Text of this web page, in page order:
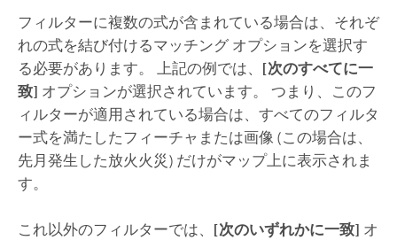
フィルターに複数の式が含まれている場合は、それぞ
れの式を結び付けるマッチング オプションを選択す
る必要があります。 上記の例では、 [次のすべてに一
致] オプションが選択されています。 つまり、このフ
ィルターが適用されている場合は、すべてのフィルタ
ー式を満たしたフィーチャまたは画像 (この場合は、
先月発生した放火火災) だけがマップ上に表示されま
す。
これ以外のフィルターでは、 [次のいずれかに一致] オ